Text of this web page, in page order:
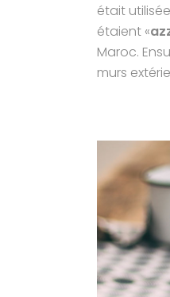
était
étaient «
Maroc.
murs